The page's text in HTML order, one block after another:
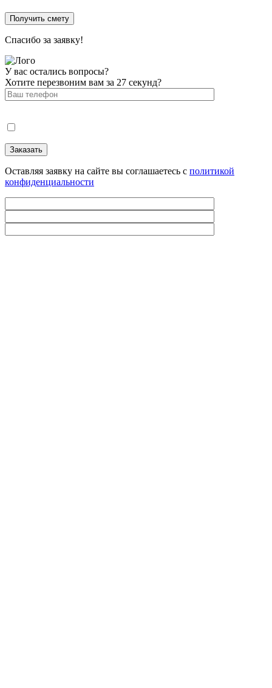
Спасибо за заявку!
У вас остались вопросы?
Хотите перезвоним вам за 27 секунд?
Оставляя заявку на сайте вы соглашаетесь с политикой
конфиденциальности